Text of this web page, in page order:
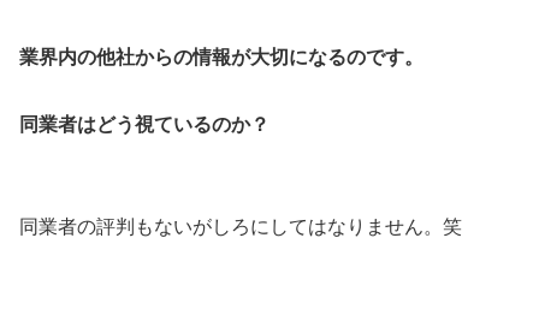
業界内の他社からの情報が大切になるのです。
同業者はどう視ているのか？
同業者の評判もないがしろにしてはなりません。笑